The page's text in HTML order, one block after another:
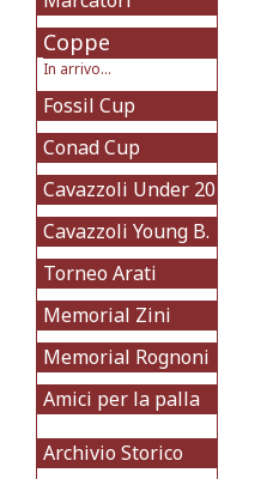
Coppe
In arrivo...
Fossil Cup
Conad Cup
Cavazzoli Under 20
Cavazzoli Young B.
Torneo Arati
Memorial Zini
Memorial Rognoni
Amici per la palla
Archivio Storico